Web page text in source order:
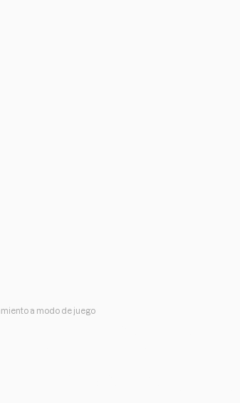
a modo de juego